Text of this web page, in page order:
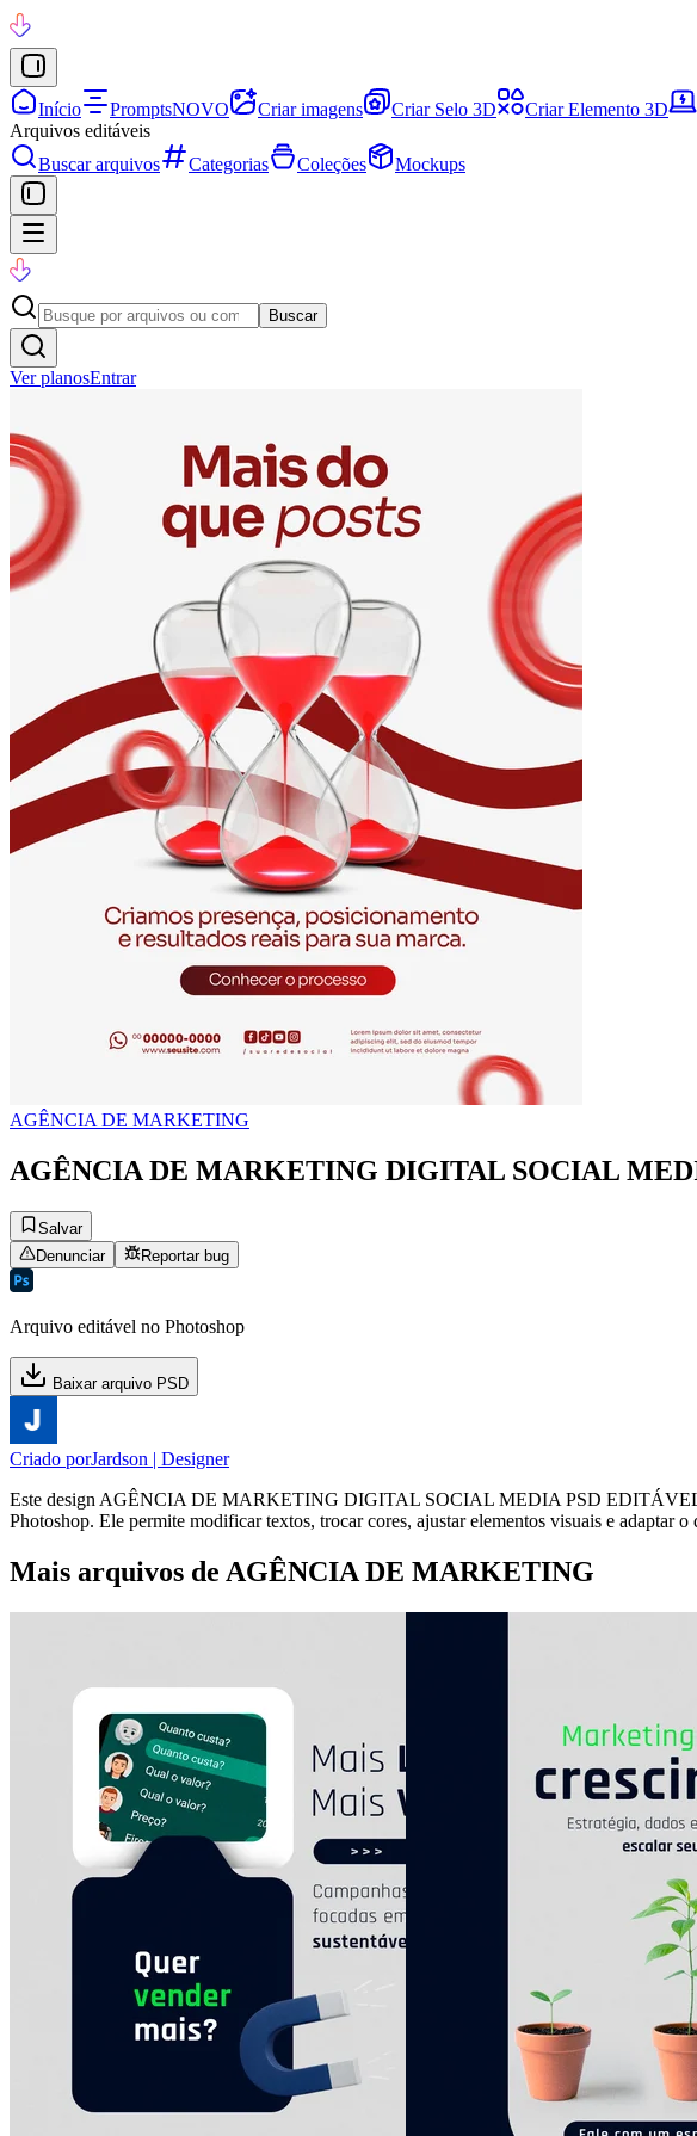
Início PromptsNOVO Criar imagens Criar Selo 3D Criar Elemento 3D
Arquivos editáveis
Buscar arquivos
Categorias Coleções Mockups
Buscar
Ver planosEntrar
AGÊNCIA DE MARKETING
AGÊNCIA DE MARKETING DIGITAL SOCIAL
Salvar
Denunciar
Reportar bug
Arquivo editável no Photoshop
Baixar arquivo PSD
Criado porJardson | Designer
Este design AGÊNCIA DE MARKETING DIGITAL SOCIAL MEDIA PSD EDITÁVEL
Photoshop. Ele permite modificar textos, trocar cores, ajustar elementos visuais e adaptar
Mais arquivos de AGÊNCIA DE MARKETING